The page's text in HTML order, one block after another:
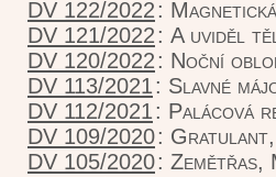
DV 122/2022:
DV 121/2022: A uviděl
DV 120/2022: Noční
DV 113/2021: Slavné
DV 112/2021: Palácová
DV 109/2020: Gratulant,
DV 105/2020: Zemětřas,